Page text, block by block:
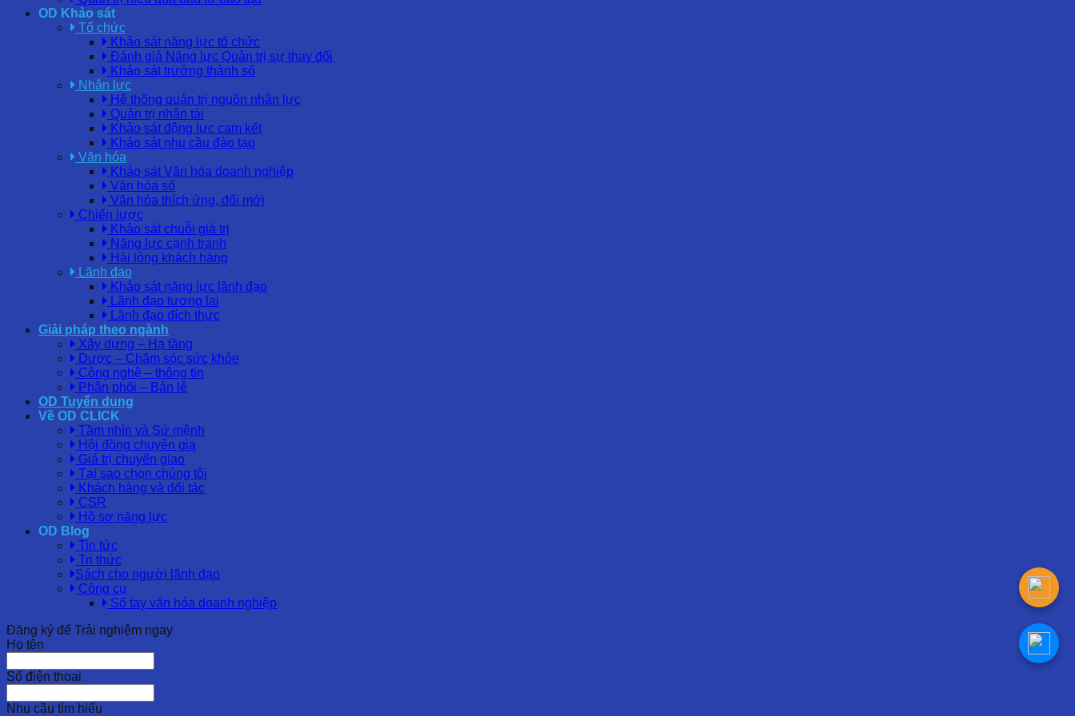
OD Khảo sát
Tổ chức
Khảo sát năng lực tổ chức
Đánh giá Năng lực Quản trị sự thay đổi
Khảo sát trưởng thành số
Nhân lực
Hệ thống quản trị nguồn nhân lực
Quản trị nhân tài
Khảo sát động lực cam kết
Khảo sát nhu cầu đào tạo
Văn hóa
Khảo sát Văn hóa doanh nghiệp
Văn hóa số
Văn hóa thích ứng, đổi mới
Chiến lược
Khảo sát chuỗi giá trị
Năng lực cạnh tranh
Hài lòng khách hàng
Lãnh đạo
Khảo sát năng lực lãnh đạo
Lãnh đạo tương lai
Lãnh đạo đích thực
Giải pháp theo ngành
Xây dựng – Hạ tầng
Dược – Chăm sóc sức khỏe
Công nghệ – thông tin
Phân phối – Bán lẻ
OD Tuyển dụng
Về OD CLICK
Tầm nhìn và Sứ mệnh
Hội đồng chuyên gia
Giá trị chuyển giao
Tại sao chọn chúng tôi
Khách hàng và đối tác
CSR
Hồ sơ năng lực
OD Blog
Tin tức
Tri thức
Sách cho người lãnh đạo
Công cụ
Sổ tay văn hóa doanh nghiệp
Đăng ký để Trải nghiệm ngay
Họ tên
Số điện thoại
Nhu cầu tìm hiểu